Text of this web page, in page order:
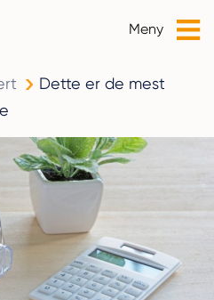
Meny
Dette er de mest